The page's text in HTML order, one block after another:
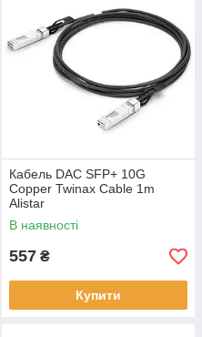
Кабель DAC SFP+ 10G
Copper Twinax Cable 1m
Alistar
В наявності
557 ₴
Купити